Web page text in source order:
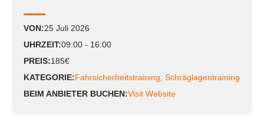
VON:25 Juli 2026
UHRZEIT:09:00 - 16:00
PREIS:185€
KATEGORIE:Fahrsicherheitstraining Schräglagentraining
BEIM ANBIETER BUCHEN:Visit Website